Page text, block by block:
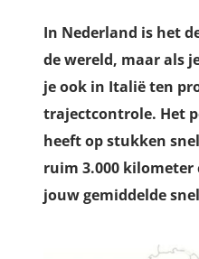
In Nederland is het
de wereld, maar als
je ook in Italië ten
trajectcontrole. Het
heeft op stukken
ruim 3.000 kilometer
jouw gemiddelde